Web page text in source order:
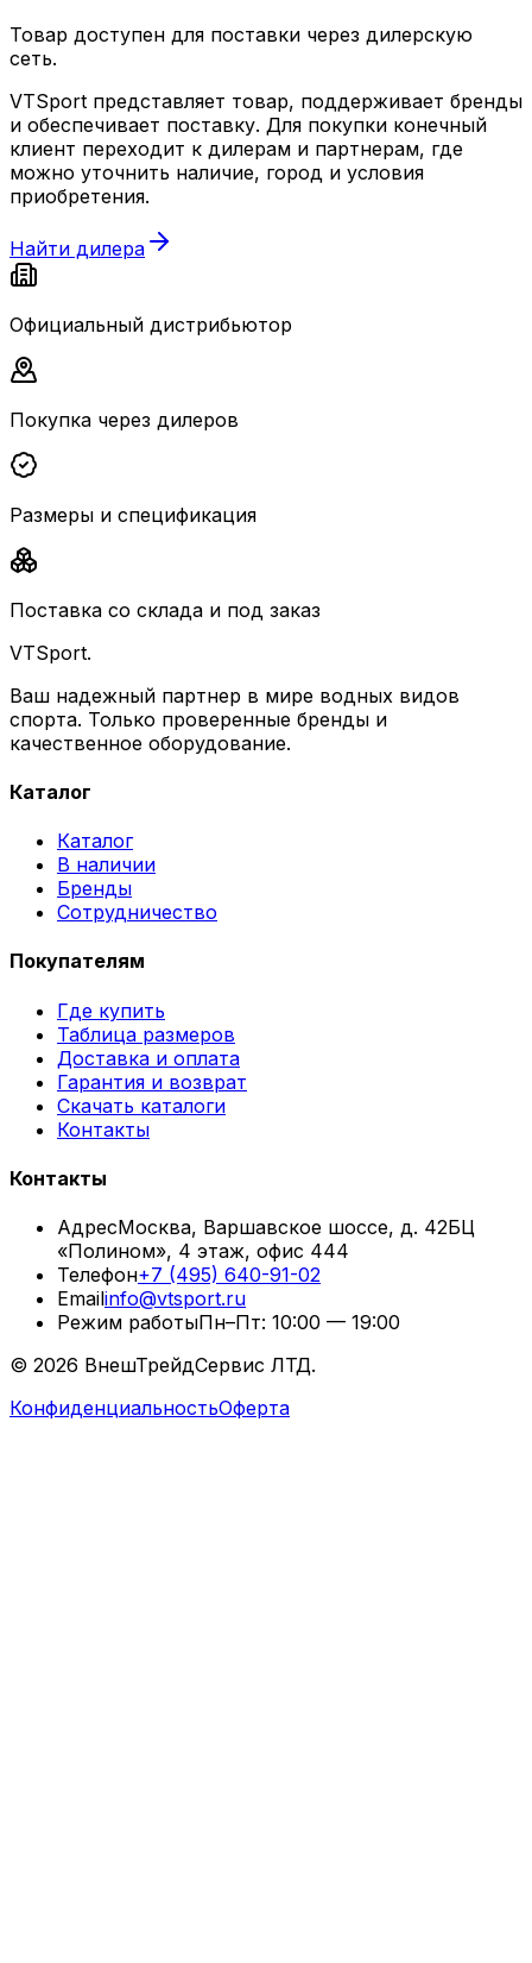
Товар доступен для поставки через дилерскую
сеть.
VTSport представляет товар, поддерживает бренды
и обеспечивает поставку. Для покупки конечный
клиент переходит к дилерам и партнерам, где
можно уточнить наличие, город и условия
приобретения.
Найти дилера
Официальный дистрибьютор
Покупка через дилеров
Размеры и спецификация
Поставка со склада и под заказ
VTSport.
Ваш надежный партнер в мире водных видов
спорта. Только проверенные бренды и
качественное оборудование.
Каталог
Каталог
В наличии
Бренды
Сотрудничество
Покупателям
Где купить
Таблица размеров
Доставка и оплата
Гарантия и возврат
Скачать каталоги
Контакты
Контакты
АдресМосква, Варшавское шоссе, д. 42БЦ
«Полином», 4 этаж, офис 444
Телефон+7 (495) 640-91-02
Emailinfo@vtsport.ru
Режим работыПн–Пт: 10:00 — 19:00
© 2026 ВнешТрейдСервис ЛТД.
КонфиденциальностьОферта